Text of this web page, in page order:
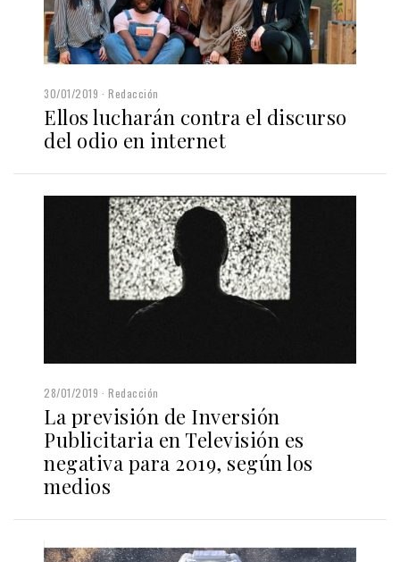
30/01/2019 Redacción
Ellos lucharán contra el discurso
del odio en internet
28/01/2019 Redacción
La previsión de Inversión
Publicitaria en Televisión es
negativa para 2019, según los
medios